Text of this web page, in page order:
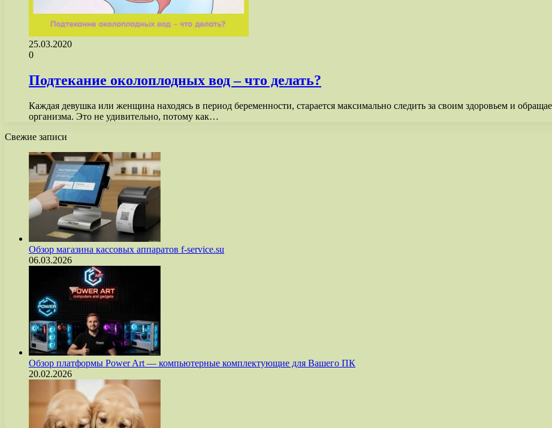
25.03.2020
0
Подтекание околоплодных вод – что делать?
Каждая девушка или женщина находясь в период беременности, старается максимально следить за своим здоровьем и
организма. Это не удивительно, потому как…
Свежие записи
Обзор магазина кассовых аппаратов f-service.su
06.03.2026
Обзор платформы Power Art — компьютерные комплектующие для Вашего ПК
20.02.2026